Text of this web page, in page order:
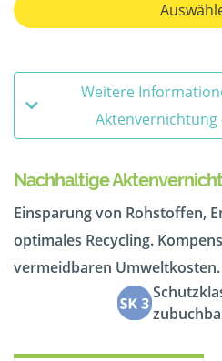
Weitere
Nachhaltige
Einsparung von Rohstoffen,
optimales Recycling.
vermeidbaren Umweltkosten.